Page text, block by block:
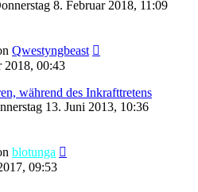
8. Februar 2018, 11:09
Qwestyngbeast
2018, 00:43
während des Inkrafttretens
13. Juni 2013, 10:36
blotunga
09:53